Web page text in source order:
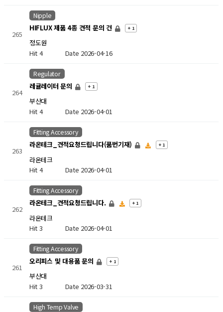
265
Nipple
HIFLUX 제품 4종 견적 문의 건 + 1
정도원
Hit 4 Date 2026-04-16
264
Regulator
레귤레이터 문의 + 1
부산대
Hit 4 Date 2026-04-01
263
Fitting Accessory
라온테크_견적요청드립니다(품번기재) + 1
라온테크
Hit 4 Date 2026-04-01
262
Fitting Accessory
라온테크_견적요청드립니다. + 1
라온테크
Hit 3 Date 2026-04-01
261
Fitting Accessory
오리피스 및 대용품 문의 + 1
부산대
Hit 3 Date 2026-03-31
High Temp Valve